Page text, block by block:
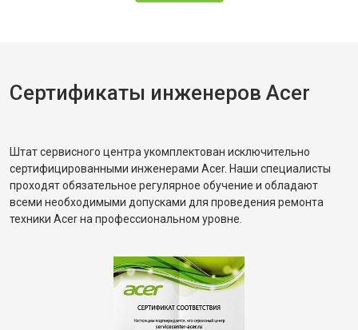
Сертификаты инженеров Acer
Штат сервисного центра укомплектован исключительно
сертифицированными инженерами Acer. Наши специалисты
проходят обязательное регулярное обучение и обладают
всеми необходимыми допусками для проведения ремонта
техники Acer на профессиональном уровне.